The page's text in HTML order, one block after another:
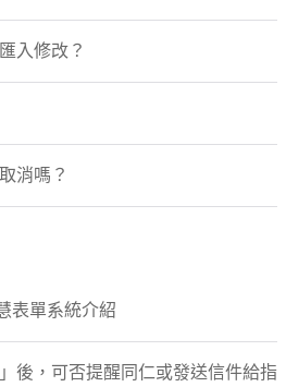
入修改？
消嗎？
表單系統介紹
後，可否提醒同仁或發送信件給指